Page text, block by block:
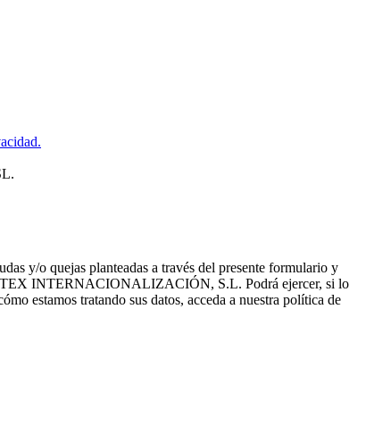
y/o quejas planteadas a través del presente formulario y
INTERNACIONALIZACIÓN, S.L. Podrá ejercer, si lo
estamos tratando sus datos, acceda a nuestra política de